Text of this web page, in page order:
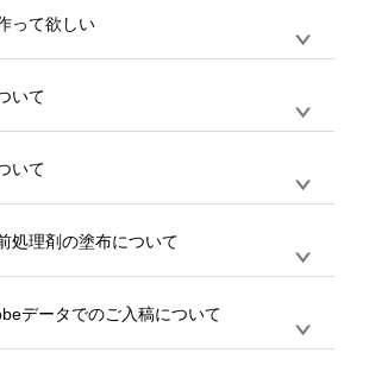
る数量が多ければ多いほど、オンデマンド
ビスよりも低価格で製作することが可能で
などもアップロード可能です。使用できな
像はエラーになります。（※ Illustratorか
接入稿には対応していません。AIで保存
ザインツールからアップロードして下さ
み受け付けております。30個以上のご製
お考えの方は、サポートが担当するエコバ
利用頂ければ、電話やFAX、メールなど
注文が可能です。
って欲しい
って欲しい。などの場合は、製作数量が
以上であれば、サポート担当が、デザイ
グコンシェル
サー
をご利用ください。(※ 30個以下の場合
デザインツールをご利用ください)
いて
発送後18時以降に配送業者・伝票番号を
ルでお知らせいたしますので、直接配送業
ご連絡いただき調整をお願い致します。
いて
ト内で自動的に割引(最大50%)が適用され
。 【付与ポイント】購入金額の1％が1ポ
トとして付与され、次回ご注文時に1ポイ
＝1円としてお使いいただけます。ポイン
発送完了の翌日に付与され、次回ご注文時
処理剤の塗布について
（前処理剤）】カラー生地（Tシャツのホ
ト、トートバッグのナチュラル、ホワイト
データでのご入稿について